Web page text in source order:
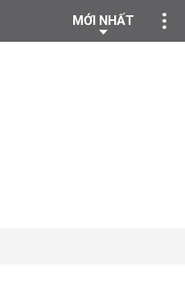
MỚI NHẤT